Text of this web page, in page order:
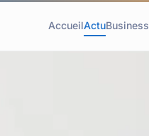
AccueilActuBusiness